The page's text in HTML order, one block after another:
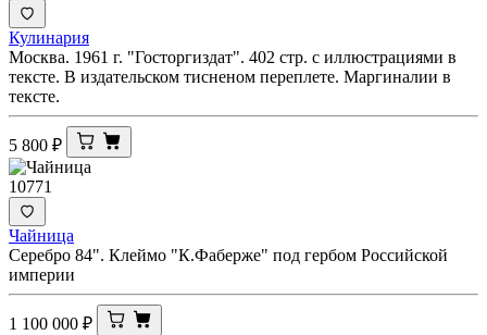
Кулинария
Москва. 1961 г. "Госторгиздат". 402 стр. с иллюстрациями в
тексте. В издательском тисненом переплете. Маргиналии в
тексте.
5 800 ₽
10771
Чайница
Серебро 84". Клеймо "К.Фаберже" под гербом Российской
империи
1 100 000 ₽